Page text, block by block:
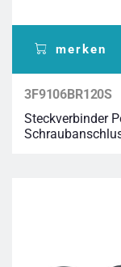
merken
3F9106BR120S
Steckverbinder